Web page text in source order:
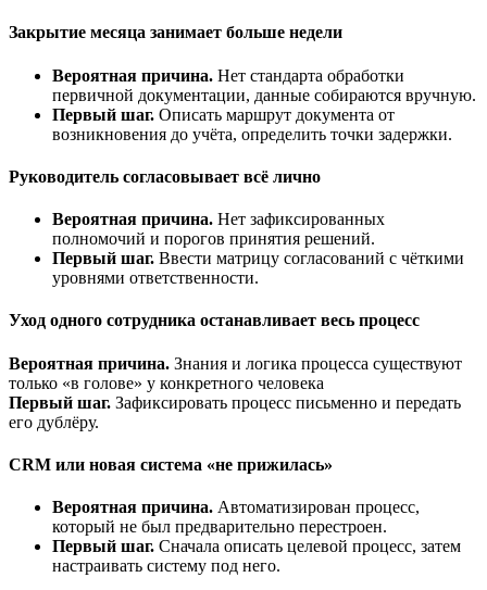
Закрытие месяца занимает больше недели
Вероятная причина. Нет стандарта обработки
первичной документации, данные собираются вручную.
Первый шаг. Описать маршрут документа от
возникновения до учёта, определить точки задержки.
Руководитель согласовывает всё лично
Вероятная причина. Нет зафиксированных
полномочий и порогов принятия решений.
Первый шаг. Ввести матрицу согласований с чёткими
уровнями ответственности.
Уход одного сотрудника останавливает весь процесс
Вероятная причина. Знания и логика процесса существуют
только «в голове» у конкретного человека
Первый шаг. Зафиксировать процесс письменно и передать
его дублёру.
CRM или новая система «не прижилась»
Вероятная причина. Автоматизирован процесс,
который не был предварительно перестроен.
Первый шаг. Сначала описать целевой процесс, затем
настраивать систему под него.